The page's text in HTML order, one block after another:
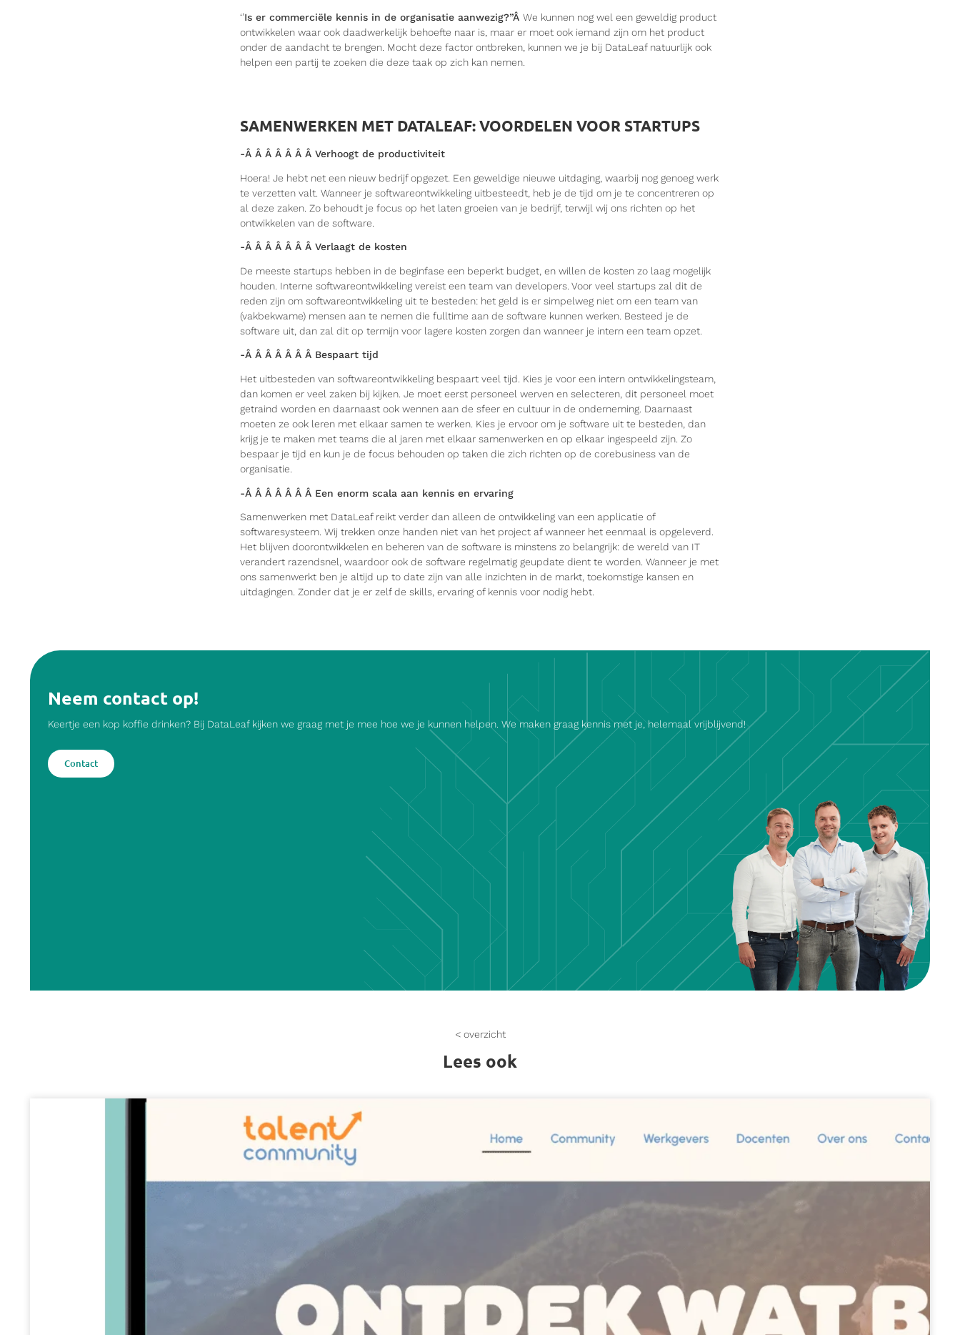
‘’Is er commerciële kennis in de organisatie aanwezig?”Â We kunnen nog wel een geweldig product
ontwikkelen waar ook daadwerkelijk behoefte naar is, maar er moet ook iemand zijn om het product
onder de aandacht te brengen. Mocht deze factor ontbreken, kunnen we je bij DataLeaf natuurlijk ook
helpen een partij te zoeken die deze taak op zich kan nemen.
SAMENWERKEN MET DATALEAF: VOORDELEN VOOR STARTUPS
-Â Â Â Â Â Â Â Verhoogt de productiviteit
Hoera! Je hebt net een nieuw bedrijf opgezet. Een geweldige nieuwe uitdaging, waarbij nog genoeg werk
te verzetten valt. Wanneer je softwareontwikkeling uitbesteedt, heb je de tijd om je te concentreren op
al deze zaken. Zo behoudt je focus op het laten groeien van je bedrijf, terwijl wij ons richten op het
ontwikkelen van de software.
-Â Â Â Â Â Â Â Verlaagt de kosten
De meeste startups hebben in de beginfase een beperkt budget, en willen de kosten zo laag mogelijk
houden. Interne softwareontwikkeling vereist een team van developers. Voor veel startups zal dit de
reden zijn om softwareontwikkeling uit te besteden: het geld is er simpelweg niet om een team van
(vakbekwame) mensen aan te nemen die fulltime aan de software kunnen werken. Besteed je de
software uit, dan zal dit op termijn voor lagere kosten zorgen dan wanneer je intern een team opzet.
-Â Â Â Â Â Â Â Bespaart tijd
Het uitbesteden van softwareontwikkeling bespaart veel tijd. Kies je voor een intern ontwikkelingsteam,
dan komen er veel zaken bij kijken. Je moet eerst personeel werven en selecteren, dit personeel moet
getraind worden en daarnaast ook wennen aan de sfeer en cultuur in de onderneming. Daarnaast
moeten ze ook leren met elkaar samen te werken. Kies je ervoor om je software uit te besteden, dan
krijg je te maken met teams die al jaren met elkaar samenwerken en op elkaar ingespeeld zijn. Zo
bespaar je tijd en kun je de focus behouden op taken die zich richten op de corebusiness van de
organisatie.
-Â Â Â Â Â Â Â Een enorm scala aan kennis en ervaring
Samenwerken met DataLeaf reikt verder dan alleen de ontwikkeling van een applicatie of
softwaresysteem. Wij trekken onze handen niet van het project af wanneer het eenmaal is opgeleverd.
Het blijven doorontwikkelen en beheren van de software is minstens zo belangrijk: de wereld van IT
verandert razendsnel, waardoor ook de software regelmatig geupdate dient te worden. Wanneer je met
ons samenwerkt ben je altijd up to date zijn van alle inzichten in de markt, toekomstige kansen en
uitdagingen. Zonder dat je er zelf de skills, ervaring of kennis voor nodig hebt.
Neem contact op!
Keertje een kop koffie drinken? Bij DataLeaf kijken we graag met je mee hoe we je kunnen helpen. We maken graag kennis met je, helemaal vrijblijvend!
Contact
< overzicht
Lees ook